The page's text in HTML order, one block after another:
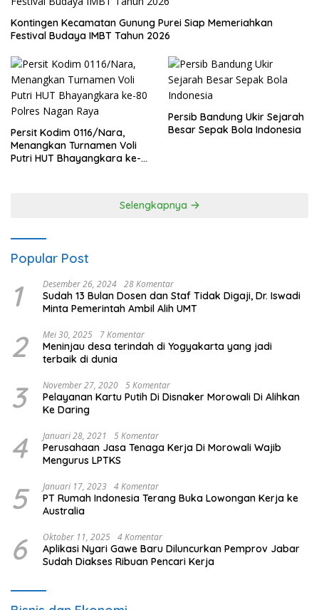
Kontingen Kecamatan Gunung Purei Siap Memeriahkan
Festival Budaya IMBT Tahun 2026
Persit Kodim 0116/Nara,
Menangkan Turnamen Voli
Putri HUT Bhayangkara ke-
Persib Bandung Ukir Sejarah
Besar Sepak Bola Indonesia
Selengkapnya
Popular Post
1 Desember 26, 2024 28 Komentar
Sudah 13 Bulan Dosen dan Staf Tidak Digaji, Dr. Iswadi
Minta Pemerintah Ambil Alih UMT
2 Mei 30, 2025 7 Komentar
Meninjau desa terindah di Yogyakarta yang jadi
terbaik di dunia
3 November 27, 2020 5 Komentar
Pelayanan Kartu Putih Di Disnaker Morowali Di Alihkan
Ke Daring
4 Januari 28, 2021 5 Komentar
Perusahaan Jasa Tenaga Kerja Di Morowali Wajib
Mengurus LPTKS
5 Januari 17, 2023 4 Komentar
PT Rumah Indonesia Terang Buka Lowongan Kerja ke
Australia
6 Oktober 11, 2025 4 Komentar
Aplikasi Nyari Gawe Baru Diluncurkan Pemprov Jabar
Sudah Diakses Ribuan Pencari Kerja